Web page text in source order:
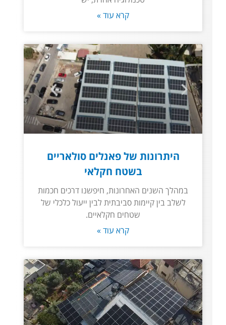
קרא עוד »
היתרונות של פאנלים סולאריים
בשטח חקלאי
במהלך השנים האחרונות, חיפשנו דרכים חכמות
לשלב בין קיימות סביבתית לבין ייעול כלכלי של
שטחים חקלאיים.
קרא עוד »